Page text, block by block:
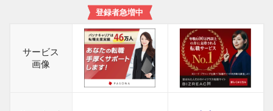
サービス
画像
登録者急増中